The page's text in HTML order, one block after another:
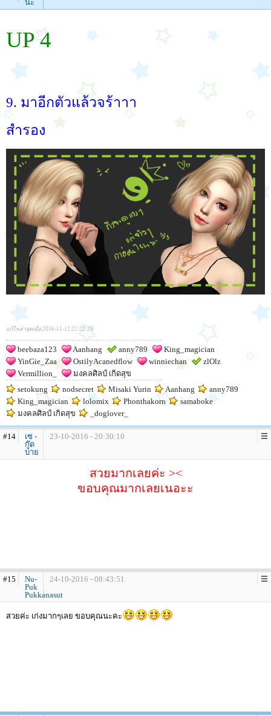
นะ
UP 4
9. มาอีกตัวแล้วจร้าาา
สำรอง
แก้ไขล่าสุดเมื่อ 2016-11-12 22:22:26
beebaza123 Aanhang anny789
King_magician
YinGie_Zaa
OstilyAcanedflow winniechan
zlOlz
Vermillion_
มงคลศิลป์ เกิดสุข
setokung
nodsecret Misaki Yurin Aanhang
anny789
King_magician
lolomix Phonthakorn
samaboke
มงคลศิลป์ เกิดสุข
_doglover_
#14
เซ -
กู๊ด
บาย
23-10-2016 - 20:30:10
สวยมากเลยค่ะ ><
ขอบคุณมากเลยเนอะะ
#15
Nu-
Puk
Pukkanasut
24-10-2016 - 08:43:51
สวยค่ะ เก่งมากๆเลย ขอบคุณนะคะ